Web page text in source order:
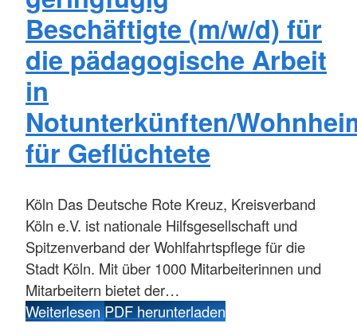
Beschäftigte (m/w/d) für
die pädagogische Arbeit
in
Notunterkünften/
für Geflüchtete
Köln Das Deutsche Rote Kreuz, Kreisverband
Köln e.V. ist nationale Hilfsgesellschaft und
Spitzenverband der Wohlfahrtspflege für die
Stadt Köln. Mit über 1000 Mitarbeiterinnen und
Mitarbeitern bietet der…
WeiterlesenPDF herunterladen